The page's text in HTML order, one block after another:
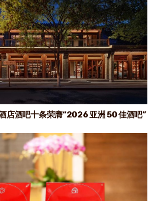
店酒吧十条荣膺“2026 亚洲 50 佳酒吧”